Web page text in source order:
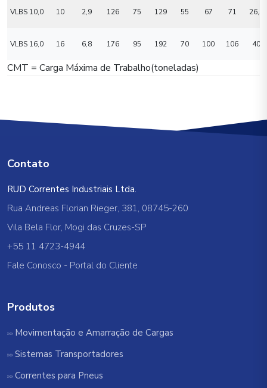
VLBS 10,0 10 2,9 126 75 129 55 67 71 26,5
VLBS 16,0 16 6,8 176 95 192 70 100 106 40
CMT = Carga Máxima de Trabalho(toneladas)
Contato
RUD Correntes Industriais Ltda.
Rua Andreas Florian Rieger, 381, 08745-260
Vila Bela Flor, Mogi das Cruzes-SP
+55 11 4723-4944
Fale Conosco - Portal do Cliente
Produtos
Movimentação e Amarração de Cargas
Sistemas Transportadores
Correntes para Pneus